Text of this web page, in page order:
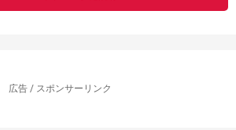
広告 / スポンサーリンク